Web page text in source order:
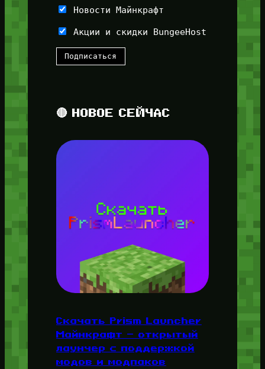
Новости Майнкрафт
Акции и скидки BungeeHost
🔴 НОВОЕ СЕЙЧАС
Скачать Prism Launcher
Майнкрафт — открытый
лаунчер с поддержкой
модов и модпаков